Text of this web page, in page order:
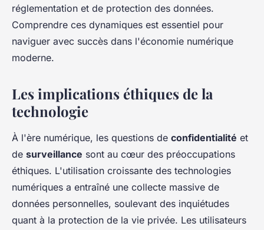
réglementation et de protection des données.
Comprendre ces dynamiques est essentiel pour
naviguer avec succès dans l'économie numérique
moderne.
Les implications éthiques de la
technologie
À l'ère numérique, les questions de confidentialité et
de surveillance sont au cœur des préoccupations
éthiques. L'utilisation croissante des technologies
numériques a entraîné une collecte massive de
données personnelles, soulevant des inquiétudes
quant à la protection de la vie privée. Les utilisateurs